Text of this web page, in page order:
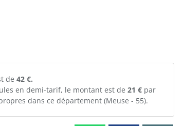
de 42 €.
en demi-tarif, le montant est de 21 € par
dans ce département (Meuse - 55).